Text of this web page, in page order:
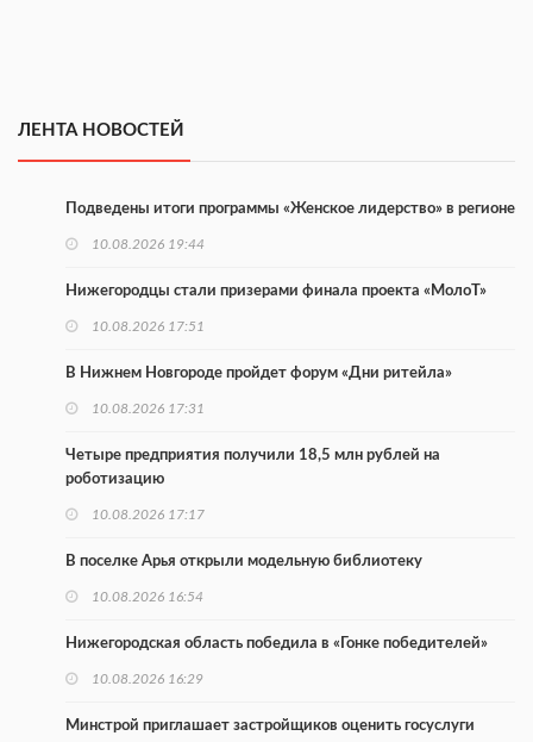
ЛЕНТА НОВОСТЕЙ
Подведены итоги программы «Женское лидерство» в регионе
10.08.2026 19:44
Нижегородцы стали призерами финала проекта «МолоТ»
10.08.2026 17:51
В Нижнем Новгороде пройдет форум «Дни ритейла»
10.08.2026 17:31
Четыре предприятия получили 18,5 млн рублей на
роботизацию
10.08.2026 17:17
В поселке Арья открыли модельную библиотеку
10.08.2026 16:54
Нижегородская область победила в «Гонке победителей»
10.08.2026 16:29
Минстрой приглашает застройщиков оценить госуслуги